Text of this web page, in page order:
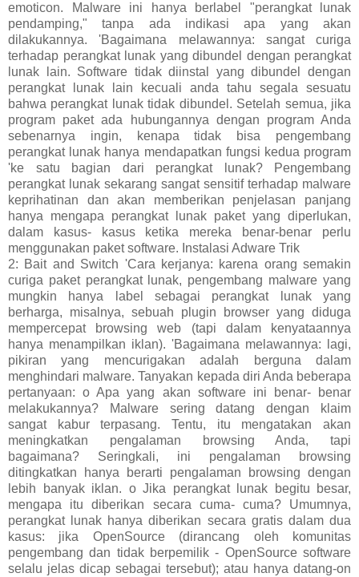
emoticon. Malware ini hanya berlabel "perangkat lunak
pendamping," tanpa ada indikasi apa yang akan
dilakukannya. 'Bagaimana melawannya: sangat curiga
terhadap perangkat lunak yang dibundel dengan perangkat
lunak lain. Software tidak diinstal yang dibundel dengan
perangkat lunak lain kecuali anda tahu segala sesuatu
bahwa perangkat lunak tidak dibundel. Setelah semua, jika
program paket ada hubungannya dengan program Anda
sebenarnya ingin, kenapa tidak bisa pengembang
perangkat lunak hanya mendapatkan fungsi kedua program
'ke satu bagian dari perangkat lunak? Pengembang
perangkat lunak sekarang sangat sensitif terhadap malware
keprihatinan dan akan memberikan penjelasan panjang
hanya mengapa perangkat lunak paket yang diperlukan,
dalam kasus- kasus ketika mereka benar-benar perlu
menggunakan paket software. Instalasi Adware Trik
2: Bait and Switch 'Cara kerjanya: karena orang semakin
curiga paket perangkat lunak, pengembang malware yang
mungkin hanya label sebagai perangkat lunak yang
berharga, misalnya, sebuah plugin browser yang diduga
mempercepat browsing web (tapi dalam kenyataannya
hanya menampilkan iklan). 'Bagaimana melawannya: lagi,
pikiran yang mencurigakan adalah berguna dalam
menghindari malware. Tanyakan kepada diri Anda beberapa
pertanyaan: o Apa yang akan software ini benar- benar
melakukannya? Malware sering datang dengan klaim
sangat kabur terpasang. Tentu, itu mengatakan akan
meningkatkan pengalaman browsing Anda, tapi
bagaimana? Seringkali, ini pengalaman browsing
ditingkatkan hanya berarti pengalaman browsing dengan
lebih banyak iklan. o Jika perangkat lunak begitu besar,
mengapa itu diberikan secara cuma- cuma? Umumnya,
perangkat lunak hanya diberikan secara gratis dalam dua
kasus: jika OpenSource (dirancang oleh komunitas
pengembang dan tidak berpemilik - OpenSource software
selalu jelas dicap sebagai tersebut); atau hanya datang-on